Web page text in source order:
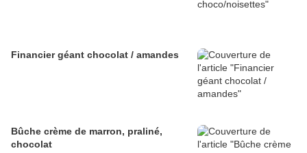
Financier géant chocolat / amandes
Bûche crème de marron, praliné,
chocolat